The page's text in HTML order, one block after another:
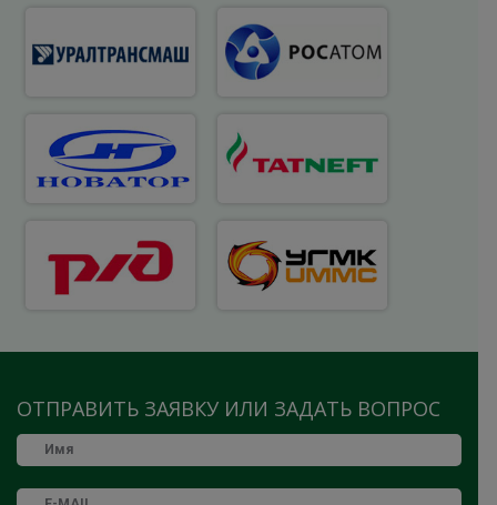
ОТПРАВИТЬ ЗАЯВКУ ИЛИ ЗАДАТЬ ВОПРОС